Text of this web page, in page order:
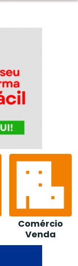
Construção /
Loja